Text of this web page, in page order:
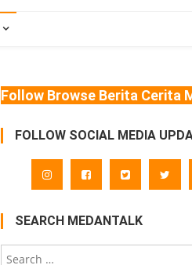
Follow Browse Berita Cerita
FOLLOW SOCIAL MEDIA
SEARCH MEDANTALK